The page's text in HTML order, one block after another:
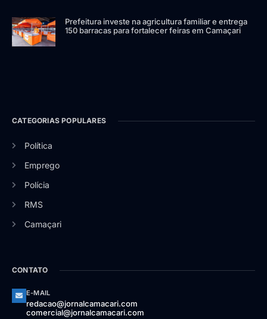
Prefeitura investe na agricultura familiar e entrega
150 barracas para fortalecer feiras em Camaçari
CATEGORIAS POPULARES
Política
Emprego
Polícia
RMS
Camaçari
CONTATO
E-MAIL
redacao@jornalcamacari.com
comercial@jornalcamacari.com